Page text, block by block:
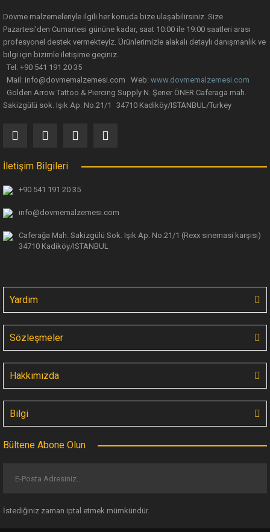
Gönder
Artline Supreme Brush Fırça Uçlu Çizim Kalemi - Pembe
83,45 TL
83,45 TL
YENİ
Dövme malzemeleriyle ilgili her konuda bize ulaşabilirsiniz. Size
Pazartesi’den Cumartesi gününe kadar, saat 10:00 ile 19:00 saatleri arası
profesyonel destek vermekteyiz. Ürünlerimizle alakalı detaylı danışmanlık ve
bilgi için bizimle iletişime geçiniz.
Tel. +90 541 191 20 35
Mail: info@dovmemalzemesi.com Web: www.dovmemalzemesi.com
Golden Arrow Tattoo & Piercing Supply N. Şener ÖNER Caferaga mah.
Sakizgülü sok. Işık Ap. No:21/1 34710 Kadiköy/ISTANBUL/Turkey
İletişim Bilgileri
+90 541 191 20 35
info@dovmemalzemesi.com
Caferağa Mah. Sakizgülü Sok. Işık Ap. No:21/1 (Rexx sinemasi karşısı)
34710 Kadiköy/ISTANBUL
Yardım
Sözleşmeler
Hakkımızda
Bilgi
Bültene Abone Olun
İstediğiniz zaman iptal etmek mümkündür.